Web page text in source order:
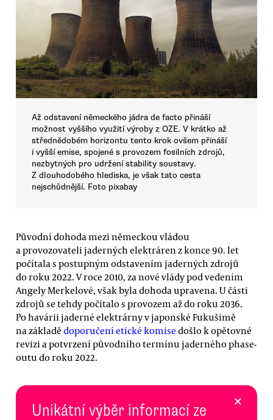
Až odstavení německého jádra de facto přináší
možnost vyššího využití výroby z OZE. V krátko až
střednědobém horizontu tento krok ovšem přináší
i vyšší emise, spojené s provozem fosilních zdrojů,
nezbytných pro udržení stability soustavy.
Z dlouhodobého hlediska, je však tato cesta
nejschůdnější. Foto pixabay
Původní dohoda mezi německou vládou
a provozovateli jaderných elektráren z konce 90. let
počítala s postupným odstavením jaderných zdrojů
do roku 2022. V roce 2010, za nové vlády pod vedením
Angely Merkelové, však byla dohoda upravena. U části
zdrojů se tehdy počítalo s provozem až do roku 2036.
Po havárii jaderné elektrárny v japonské Fukušimě
na základě doporučení etické komise došlo k opětovné
revizi a potvrzení původního termínu jaderného phase-
outu do roku 2022.
Unikátní výběr informací ze
×